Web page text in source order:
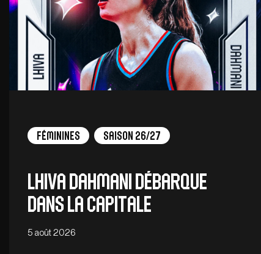
Féminines Saison 26/27
Lhiva Dahmani débarque
dans la capitale
5 août 2026